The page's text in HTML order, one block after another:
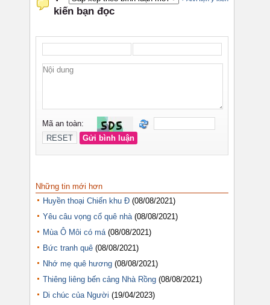
Những tin mới hơn
Huyền thoại Chiến khu Đ (08/08/2021)
Yêu câu vọng cổ quê nhà (08/08/2021)
Mùa Ô Môi có má (08/08/2021)
Bức tranh quê (08/08/2021)
Nhớ mẹ quê hương (08/08/2021)
Thiêng liêng bến cảng Nhà Rồng (08/08/2021)
Di chúc của Người (19/04/2023)